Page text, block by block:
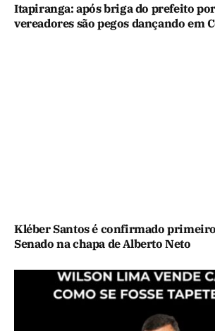
Itapiranga: após briga do prefeito
vereadores são pegos dançando em
Kléber Santos é confirmado
Senado na chapa de Alberto Neto